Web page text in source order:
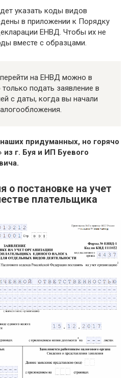
указать коды видов
в приложении к Порядку
ЕНВД. Чтобы их не
вместе с образцами.
на ЕНВД можно в
подать заявление в
с даты, когда вы начали
придуманных, но горячо
г. Буя и ИП Буевого
о постановке на учет
плательщика